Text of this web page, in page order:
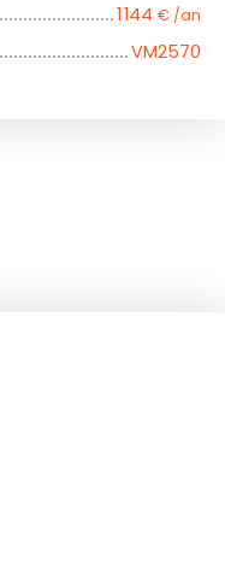
1 144 € /an
VM2570